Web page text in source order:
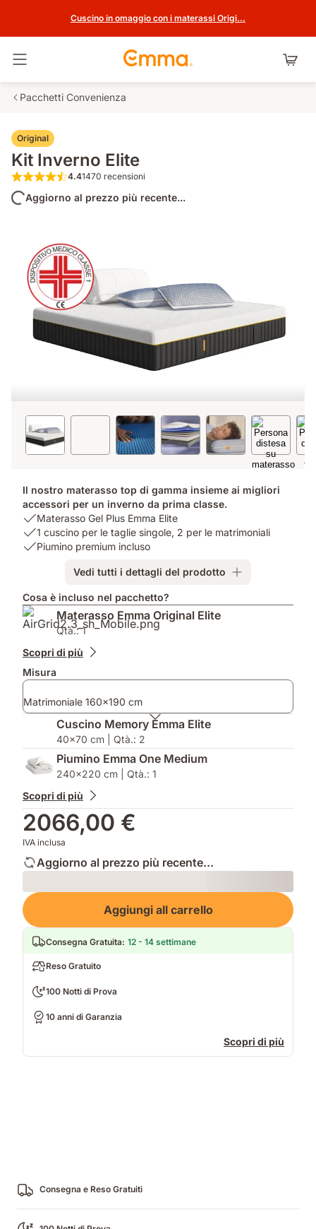
Cuscino in omaggio con i materassi Origi...
Pacchetti Convenienza
Original
Kit Inverno Elite
4.4 su 5 stelle 1470 recensioni
4.41470 recensioni
Aggiorno al prezzo più recente...
Il nostro materasso top di gamma insieme ai migliori
accessori per un inverno da prima classe.
USP
1:
Materasso
Elite
Materasso Gel Plus Emma Elite
USP
2:
le
taglie
singole,
per
le
matrimoniali
1 cuscino per le taglie singole, 2 per le matrimoniali
USP
incluso
Piumino premium incluso
Vedi tutti i dettagli del prodotto
Cosa è incluso nel pacchetto?
Materasso Emma Original Elite
Qtà.: 1
Scopri di più
Misura
Matrimoniale 160x190 cm
Cuscino Memory Emma Elite
40x70 cm | Qtà.: 2
Piumino Emma One Medium
240x220 cm | Qtà.: 1
Scopri di più
2066,00 €
IVA inclusa
Aggiorno al prezzo più recente...
Loading
Aggiungi all carrello
Consegna Gratuita: 12 - 14 settimane
Reso Gratuito
100 Notti di Prova
10 anni di Garanzia
Scopri di più
Consegna e Reso Gratuiti